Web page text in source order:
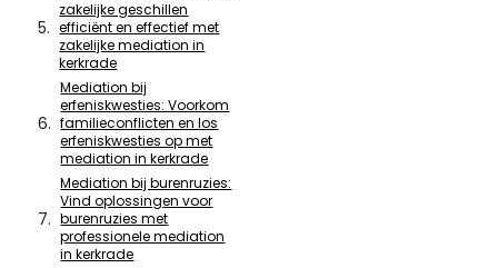
zakelijke geschillen
efficiënt en effectief met
zakelijke mediation in
kerkrade
Mediation bij
erfeniskwesties: Voorkom
familieconflicten en los
erfeniskwesties op met
mediation in kerkrade
Mediation bij burenruzies:
Vind oplossingen voor
burenruzies met
professionele mediation
in kerkrade